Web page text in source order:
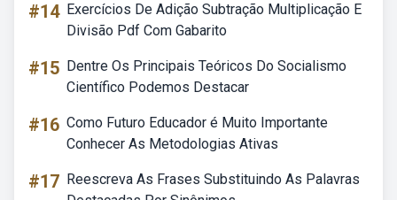
#14 Exercícios De Adição Subtração Multiplicação E
Divisão Pdf Com Gabarito
#15 Dentre Os Principais Teóricos Do Socialismo
Científico Podemos Destacar
#16 Como Futuro Educador é Muito Importante
Conhecer As Metodologias Ativas
#17 Reescreva As Frases Substituindo As Palavras